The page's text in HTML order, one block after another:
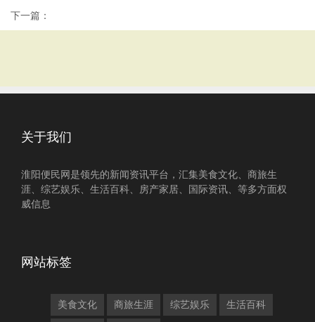
下一篇：
关于我们
淮阳便民网是领先的新闻资讯平台，汇集美食文化、商旅生
涯、综艺娱乐、生活百科、房产家居、国际资讯、等多方面权
威信息
网站标签
美食文化 商旅生涯 综艺娱乐 生活百科